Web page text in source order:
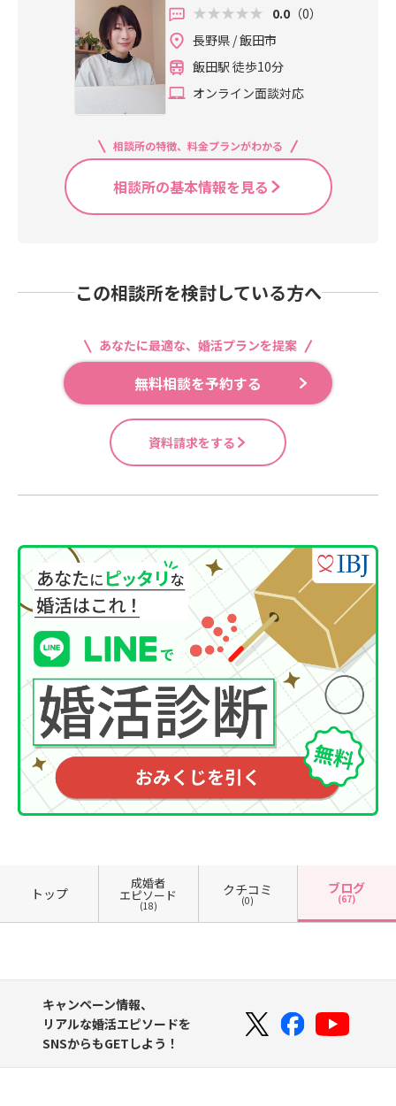
0.0 （0）
長野県 / 飯田市
飯田駅 徒歩10分
オンライン面談対応
相談所の特徴、料金プランがわかる
相談所の基本情報を見る
この相談所を検討している方へ
あなたに最適な、婚活プランを提案
無料相談を予約する
資料請求をする
トップ
成婚者
エピソード
(18)
クチコミ
(0)
ブログ
(67)
キャンペーン情報、
リアルな婚活エピソードを
SNSからもGETしよう！